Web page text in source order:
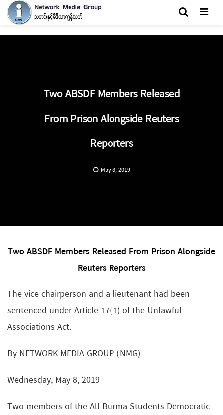
Two ABSDF Members Released
From Prison Alongside Reuters
Reporters
May 8, 2019
Two ABSDF Members Released From Prison Alongside
Reuters Reporters
The vice chairperson and a lieutenant had been
sentenced under Article 17(1) of the Unlawful
Associations Act.
By NETWORK MEDIA GROUP (NMG)
Wednesday, May 8, 2019
Two members of the All Burma Students Democratic